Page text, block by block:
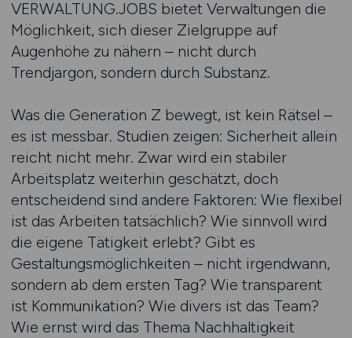
VERWALTUNG.JOBS bietet Verwaltungen die
Möglichkeit, sich dieser Zielgruppe auf
Augenhöhe zu nähern – nicht durch
Trendjargon, sondern durch Substanz.
Was die Generation Z bewegt, ist kein Rätsel –
es ist messbar. Studien zeigen: Sicherheit allein
reicht nicht mehr. Zwar wird ein stabiler
Arbeitsplatz weiterhin geschätzt, doch
entscheidend sind andere Faktoren: Wie flexibel
ist das Arbeiten tatsächlich? Wie sinnvoll wird
die eigene Tätigkeit erlebt? Gibt es
Gestaltungs­möglich­keiten – nicht irgendwann,
sondern ab dem ersten Tag? Wie transparent
ist Kommunikation? Wie divers ist das Team?
Wie ernst wird das Thema Nachhaltigkeit